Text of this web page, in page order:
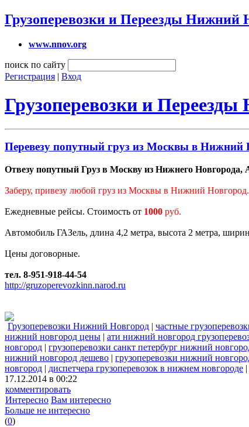
Грузоперевозки и Переезды Нижний
www.nnov.org
поиск по сайту
Регистрация | Вход
Грузоперевозки и
Перевезу попутный груз из Москвы в Нижний
Отвезу попутный Груз в Москву из Нижнего Новгорода,
Заберу, привезу любой груз из Москвы в Нижний Новгород.
Ежедневные рейсы. Стоимость от 1000 руб.
Автомобиль ГАЗель, длина 4,2 метра, высота 2 метра,
Цены договорные.
тел. 8-951-918-44-54
http://gruzoperevozkinn.narod.ru
Грузоперевозки Нижний Новгород | частные
нижний новгород цены | ати нижний новгород
новгород | грузоперевозки санкт петербург нижний
нижний новгород дешево | грузоперевозки нижний
новгород | диспетчера грузоперевозок в нижнем новгороде |
17.12.2014 в 00:22
комментировать
Интересно Вам интересно
Больше не интересно
(0)